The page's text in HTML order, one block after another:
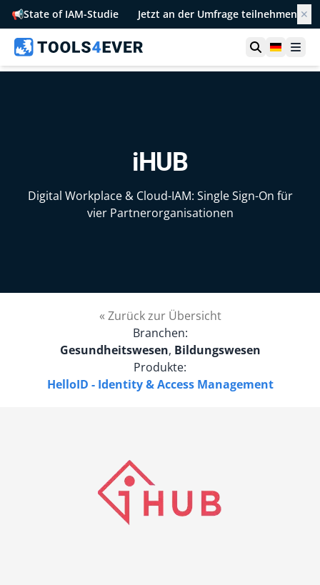
📢State of IAM-Studie Jetzt an der Umfrage teilnehmen ✕
Suche
iHUB
Digital Workplace & Cloud-IAM: Single Sign-On für
vier Partnerorganisationen
« Zurück zur Übersicht
Branchen:
Gesundheitswesen, Bildungswesen
Produkte:
HelloID - Identity & Access Management